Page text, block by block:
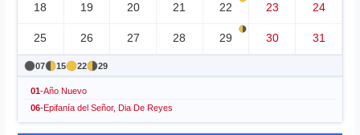
18 19 20 21 22 23 24
25 26 27 28 29 30 31
07 15 22 29
01-Año Nuevo
06-Epifanía del Señor, Dia De Reyes